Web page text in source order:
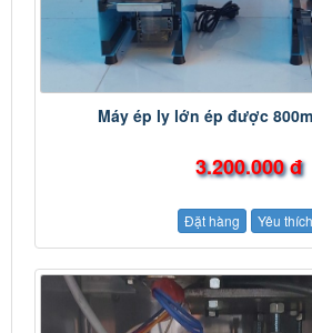
Máy ép ly lớn ép được
3.200.000 đ
Đặt hàng Yêu thích